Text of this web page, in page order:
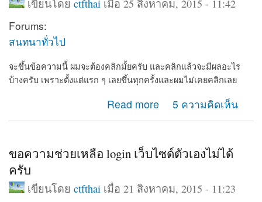
เขียนโดย ctfthaiเมื่อ 25 สิงหาคม, 2015 - 11:42
Forums:
สนทนาทั่วไป
จะขึ้นข้อความนี้ ผมจะต้องคลิกมั้ยครับ และคลิกแล้วจะมีผลอะไร
บ้างครับ เพราะตั้งแต่แรก ๆ เลยขึ้นทุกครั้งและผมไม่เคยคลิกเลย
Read more
about ต้องคลิกมั้ยครับ เวลา admin login แล้ว drupal จะมี
ลิ้งให้ available updates
5 ความคิดเห็น
ขอความช่วยเหลือ login เว็บไซด์ตัวเองไม่ได้
ครับ
เขียนโดย ctfthai เมื่อ 21 สิงหาคม, 2015 - 11:23